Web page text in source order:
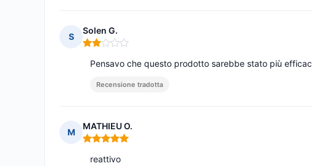
S
Solen G.
Nota: 2 su 5
Pensavo che questo prodotto sarebbe stato più
Recensione tradotta
M
MATHIEU O.
Nota: 5 su 5
reattivo